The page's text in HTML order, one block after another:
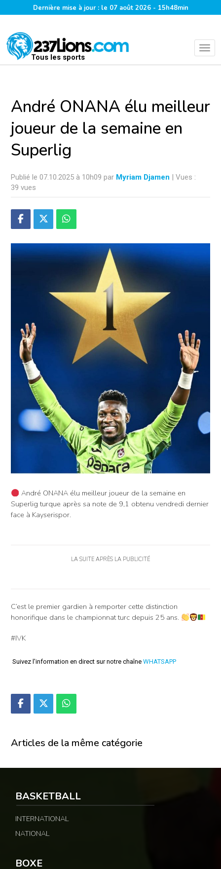
Dernière mise à jour : le 07 août 2026 - 15h48min
Tous les sports
André ONANA élu meilleur
joueur de la semaine en
Superlig
Publié le 07.10.2025 à 10h09 par Myriam Djamen | Vues :
39 vues
André ONANA élu meilleur joueur de la semaine en
Superlig turque après sa note de 9,1 obtenu vendredi dernier
face à Kayserispor.
LA SUITE APRÈS LA PUBLICITÉ
C’est le premier gardien à remporter cette distinction
honorifique dans le championnat turc depuis 25 ans.
#IVK
Suivez l'information en direct sur notre chaîne WHATSAPP
Articles de la même catégorie
BASKETBALL
INTERNATIONAL
NATIONAL
BOXE